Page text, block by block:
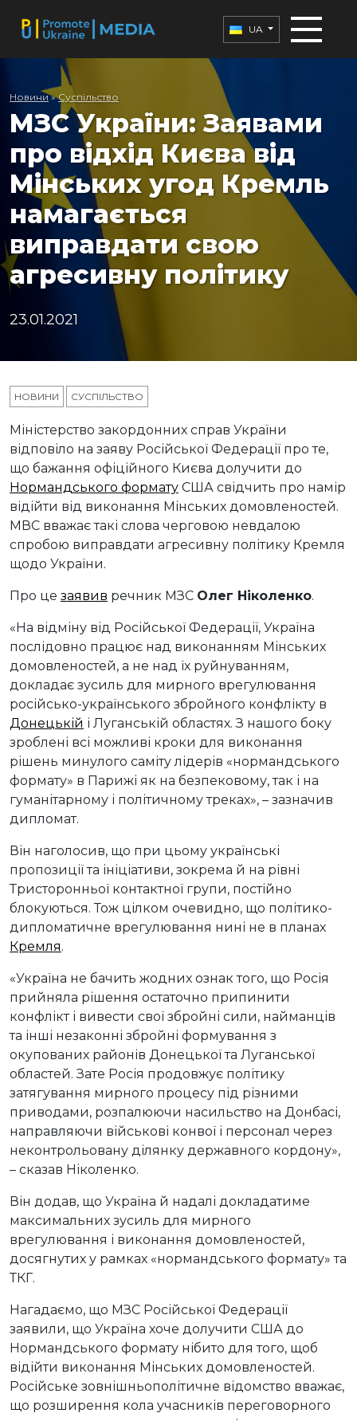
UA
Новини » Суспільство
МЗС України: Заявами
про відхід Києва від
Мінських угод Кремль
намагається
виправдати свою
агресивну політику
23.01.2021
НОВИНИ СУСПІЛЬСТВО
Міністерство закордонних справ України
відповіло на заяву Російської Федерації про те,
що бажання офіційного Києва долучити до
Нормандського формату США свідчить про намір
відійти від виконання Мінських домовленостей.
МВС вважає такі слова черговою невдалою
спробою виправдати агресивну політику Кремля
щодо України.
Про це заявив речник МЗС Олег Ніколенко.
«На відміну від Російської Федерації, Україна
послідовно працює над виконанням Мінських
домовленостей, а не над їх руйнуванням,
докладає зусиль для мирного врегулювання
російсько-українського збройного конфлікту в
Донецькій і Луганській областях. З нашого боку
зроблені всі можливі кроки для виконання
рішень минулого саміту лідерів «нормандського
формату» в Парижі як на безпековому, так і на
гуманітарному і політичному треках», – зазначив
дипломат.
Він наголосив, що при цьому українські
пропозиції та ініціативи, зокрема й на рівні
Тристоронньої контактної групи, постійно
блокуються. Тож цілком очевидно, що політико-
дипломатичне врегулювання нині не в планах
Кремля.
«Україна не бачить жодних ознак того, що Росія
прийняла рішення остаточно припинити
конфлікт і вивести свої збройні сили, найманців
та інші незаконні збройні формування з
окупованих районів Донецької та Луганської
областей. Зате Росія продовжує політику
затягування мирного процесу під різними
приводами, розпалюючи насильство на Донбасі,
направляючи військові конвої і персонал через
неконтрольовану ділянку державного кордону»,
– сказав Ніколенко.
Він додав, що Україна й надалі докладатиме
максимальних зусиль для мирного
врегулювання і виконання домовленостей,
досягнутих у рамках «нормандського формату» та
ТКГ.
Нагадаємо, що МЗС Російської Федерації
заявили, що Україна хоче долучити США до
Нормандського формату нібито для того, щоб
відійти виконання Мінських домовленостей.
Російське зовнішньополітичне відомство вважає,
що розширення кола учасників переговорного